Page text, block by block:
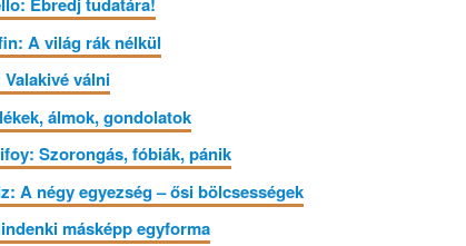
A világ rák nélkül
válni
álmok, gondolatok
Szorongás, fóbiák, pánik
A négy egyezség – ősi bölcsességek
másképp egyforma